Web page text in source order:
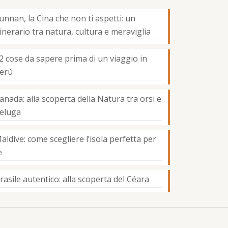
la Cina che non ti aspetti: un
tra natura, cultura e meraviglia
cose da sapere prima di un viaggio in
alla scoperta della Natura tra orsi e
come scegliere l’isola perfetta per
autentico: alla scoperta del Céara